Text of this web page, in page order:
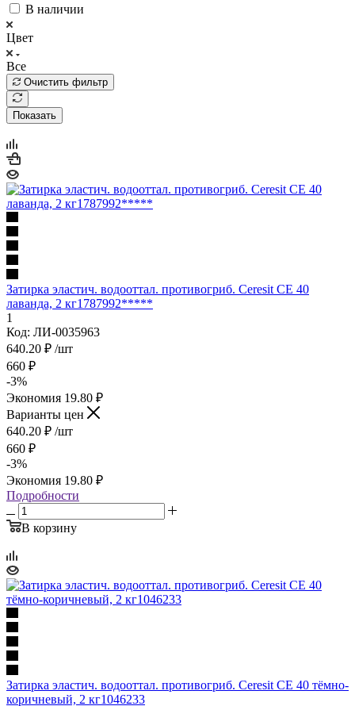
В наличии
Цвет
Все
Очистить фильтр
Показать
Затирка эластич. водооттал. противогриб. Ceresit CE 40
лаванда, 2 кг1787992*****
1
Код: ЛИ-0035963
640.20 ₽ /шт
660 ₽
-3%
Экономия 19.80 ₽
Варианты цен
640.20 ₽ /шт
660 ₽
-3%
Экономия 19.80 ₽
Подробности
В корзину
Затирка эластич. водооттал. противогриб. Ceresit CE 40 тёмно-
коричневый, 2 кг1046233